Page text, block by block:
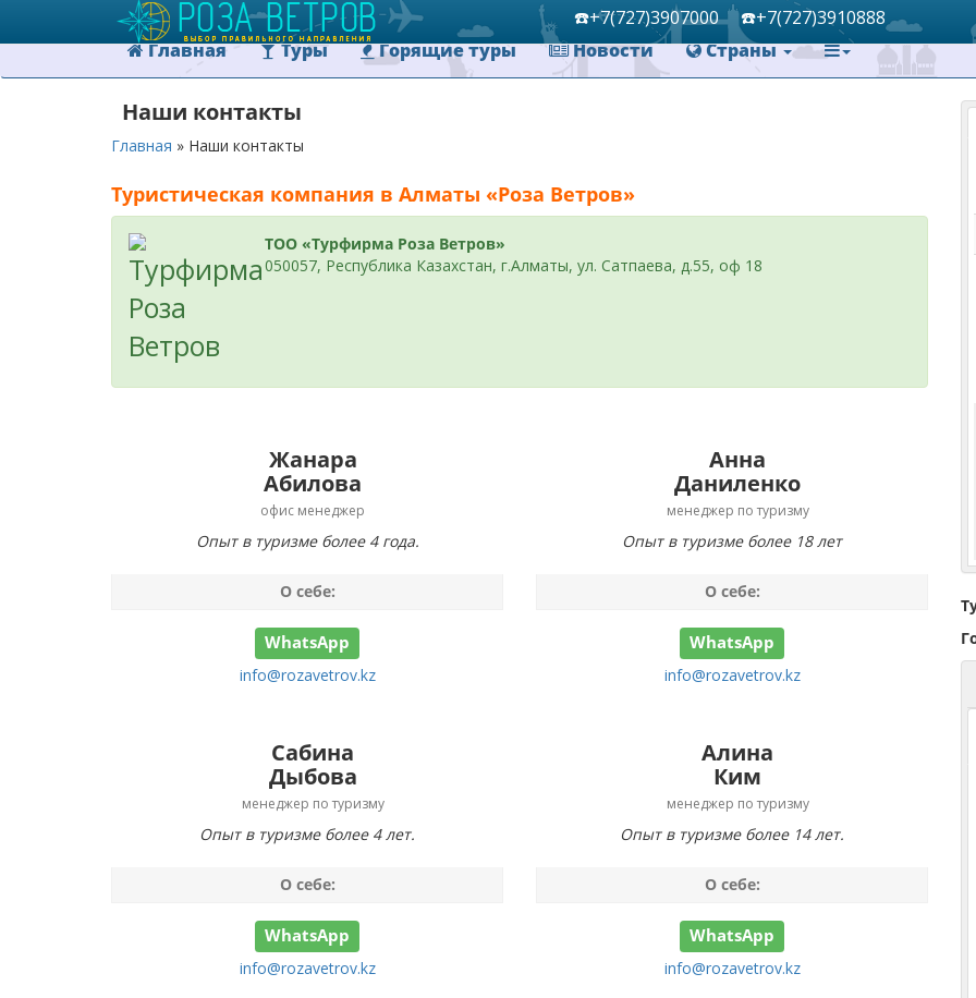
☎️+7(727)3907000 ☎️+7(727)3910888
Главная Туры Горящие туры Новости Страны
Наши контакты
Главная » Наши контакты
Туристическая компания в Алматы «Роза Ветров»
ТОО «Турфирма Роза Ветров»
050057, Республика Казахстан, г.Алматы, ул. Сатпаева, д.55, оф 18
Жанара
Абилова
офис менеджер
Опыт в туризме более 4 года.
О себе:
WhatsApp
info@rozavetrov.kz
Анна
Даниленко
менеджер по туризму
Опыт в туризме более 18 лет
О себе:
WhatsApp
info@rozavetrov.kz
Сабина
Дыбова
менеджер по туризму
Опыт в туризме более 4 лет.
О себе:
WhatsApp
info@rozavetrov.kz
Алина
Ким
менеджер по туризму
Опыт в туризме более 14 лет.
О себе:
WhatsApp
info@rozavetrov.kz